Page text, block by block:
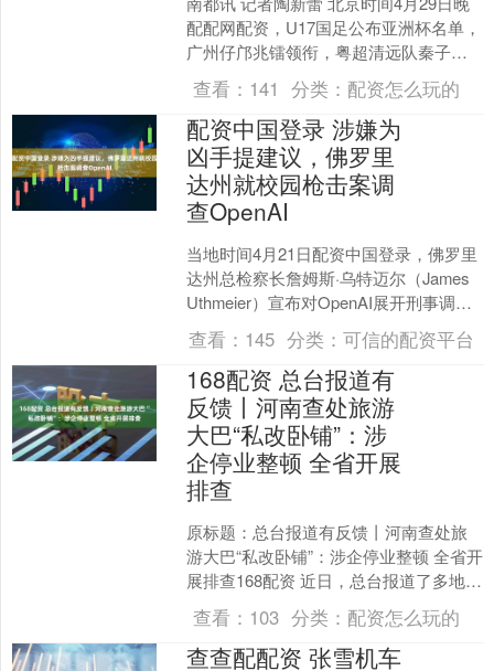
配配网配资，U17国足公布亚洲杯名单，
广州仔邝兆镭领衔，粤超清远队秦子
牛、艾力卡木·伊力洪在列。 U17国足参
加亚洲杯大....
查看： 141 分类： 配资怎么玩的
配资中国登录 涉嫌为
凶手提建议，佛罗里
达州就校园枪击案调
查OpenAI
当地时间4月21日配资中国登录，佛罗里
达州总检察长詹姆斯·乌特迈尔（James
Uthmeier）宣布对OpenAI展开刑事调
查，原因是ChatGPT涉嫌为去年....
查看： 145 分类： 可信的配资平台
168配资 总台报道有
反馈丨河南查处旅游
大巴“私改卧铺”：涉
企停业整顿 全省开展
排查
原标题：总台报道有反馈丨河南查处旅
游大巴“私改卧铺”：涉企停业整顿 全省开
展排查168配资 近日，总台报道了多地普
通旅游大巴非法拆除座椅，变身“卧铺”违
规揽客的....
查看： 103 分类： 配资怎么玩的
查查配配资 张雪机车